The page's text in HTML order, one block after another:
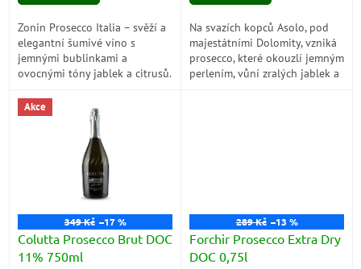
Zonin Prosecco Italia – svěží a
elegantní šumivé víno s
jemnými bublinkami a
ovocnými tóny jablek a citrusů.
lehkým pokrmům.
Na svazích kopců Asolo, pod
majestátními Dolomity, vzniká
prosecco, které okouzlí jemným
perlením, vůní zralých jablek a
Akce
349 Kč –17 %
Colutta Prosecco Brut DOC
11% 750ml
289 Kč –13 %
Forchir Prosecco Extra Dry
DOC 0,75l